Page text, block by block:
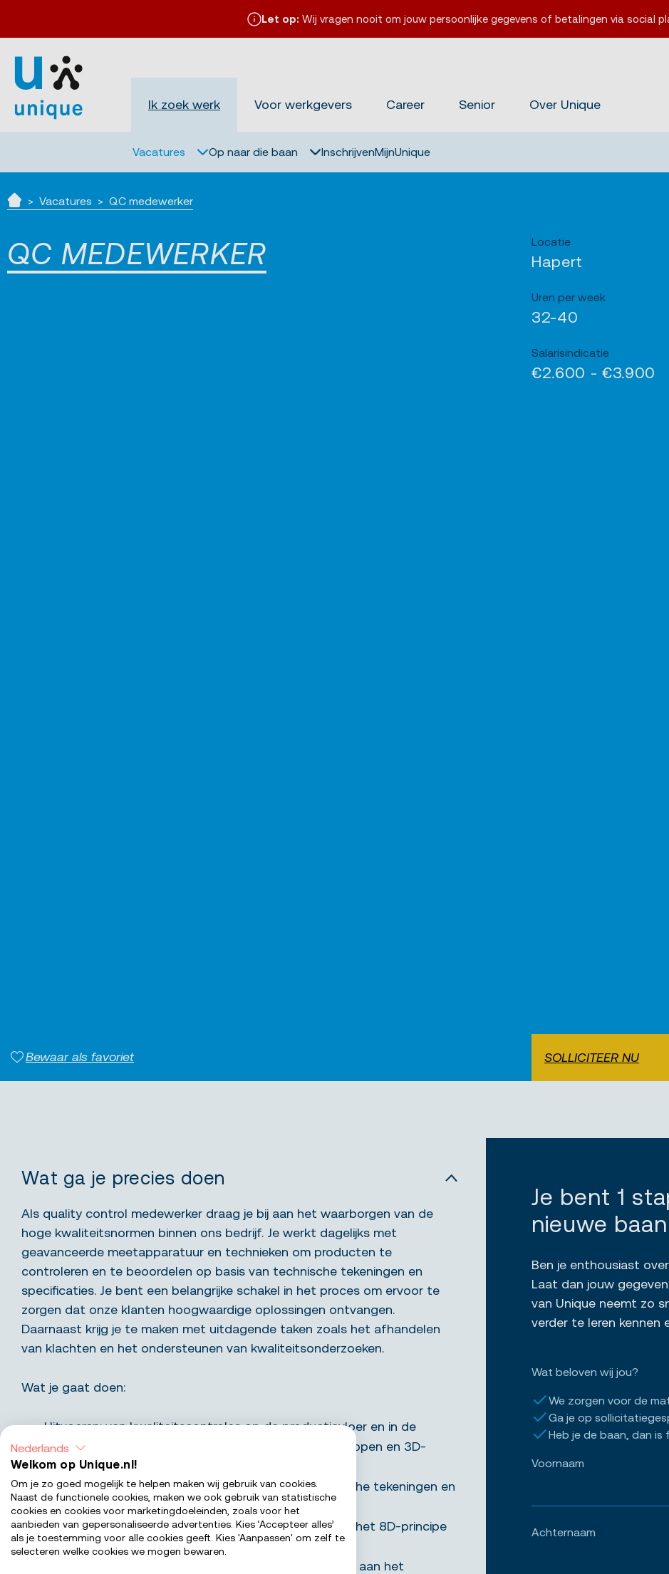
Let op: Wij vragen nooit om jouw persoonlijke gegevens of betalingen via social
Ik zoek werk Voor werkgevers Career Senior Over Unique
Vacatures Op naar die baan InschrijvenMijnUnique
Vacatures QC medewerker
QC MEDEWERKER Locatie
Hapert
Uren per week
32-40
Salarisindicatie
€2.600 - €3.900
Bewaar als favoriet SOLLICITEER NU
Wat ga je precies doen
Als quality control medewerker draag je bij aan het waarborgen van de
hoge kwaliteitsnormen binnen ons bedrijf. Je werkt dagelijks met
geavanceerde meetapparatuur en technieken om producten te
controleren en te beoordelen op basis van technische tekeningen en
specificaties. Je bent een belangrijke schakel in het proces om ervoor te
zorgen dat onze klanten hoogwaardige oplossingen ontvangen.
Daarnaast krijg je te maken met uitdagende taken zoals het afhandelen
van klachten en het ondersteunen van kwaliteitsonderzoeken.
Wat je gaat doen:
Uitvoeren: van kwaliteitscontroles op de productievloer en in de
meetkamer met behulp van diverse meetgereedschappen en 3D-
meetmachines;
Beoordelen: van producten aan de hand van technische tekeningen en
specificaties;
Afhandelen: van interne en externe klachten volgens het 8D-principe
en zorgen voor een correcte registratie;
Ondersteunen: bij kwaliteitsonderzoeken en bijdragen aan het
Je bent 1
nieuwe baan
Ben je enthousiast
Laat dan jouw
van Unique neemt zo
verder te leren kennen
Wat beloven wij jou?
We zorgen voor de
Ga je op
Heb je de baan, dan
Voornaam
Achternaam
Nederlands
Welkom op Unique.nl!
Om je zo goed mogelijk te helpen maken wij gebruik van cookies.
Naast de functionele cookies, maken we ook gebruik van statistische
cookies en cookies voor marketingdoeleinden, zoals voor het
aanbieden van gepersonaliseerde advertenties. Kies ‘Accepteer alles’
als je toestemming voor alle cookies geeft. Kies 'Aanpassen' om zelf te
selecteren welke cookies we mogen bewaren.